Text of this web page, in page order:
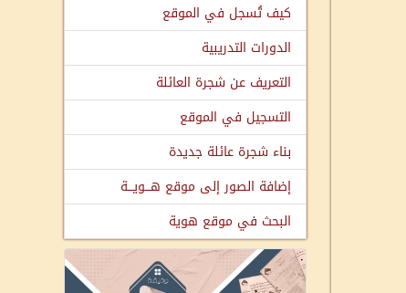
كيف تُسجل في الموقع
الدورات التدريبية
التعريف عن شجرة العائلة
التسجيل في الموقع
بناء شجرة عائلة جديدة
إضافة الصور إلى موقع هـــويـــة
البحث في موقع هوية